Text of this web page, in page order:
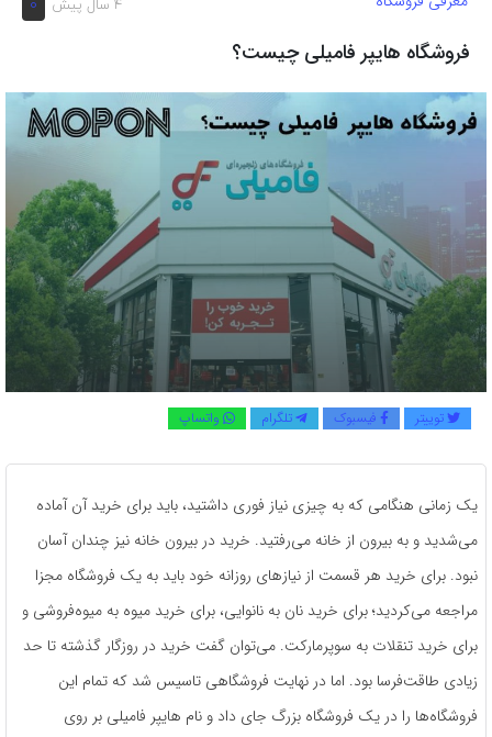
فروشگاه هایپر فامیلی چیست؟
توییتر فیسبوک تلگرام واتساپ
یک زمانی هنگامی که به چیزی نیاز فوری داشتید، باید برای خرید آن آماده
می‌شدید و به بیرون از خانه می‌رفتید. خرید در بیرون خانه نیز چندان آسان
نبود. برای خرید هر قسمت از نیازهای روزانه خود باید به یک فروشگاه مجزا
مراجعه می‌کردید؛ برای خرید نان به نانوایی، برای خرید میوه به میوه‌فروشی و
برای خرید تنقلات به سوپرمارکت. می‌توان گفت خرید در روزگار گذشته تا حد
زیادی طاقت‌فرسا بود. اما در نهایت فروشگاهی تاسیس شد که تمام این
فروشگاه‌ها را در یک فروشگاه بزرگ جای داد و نام هایپر فامیلی بر روی